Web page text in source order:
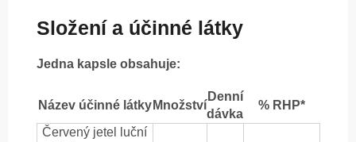
Složení a účinné látky
Jedna kapsle obsahuje:
Název účinné látky Množství
Denní
dávka
% RHP*
Červený jetel luční